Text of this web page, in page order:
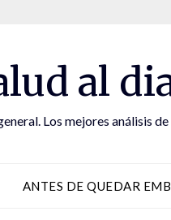
al
Los mejores análisis
ANTES DE QUEDAR